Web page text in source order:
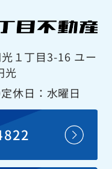
１丁目3-16 ユー
光
定休日：水曜日